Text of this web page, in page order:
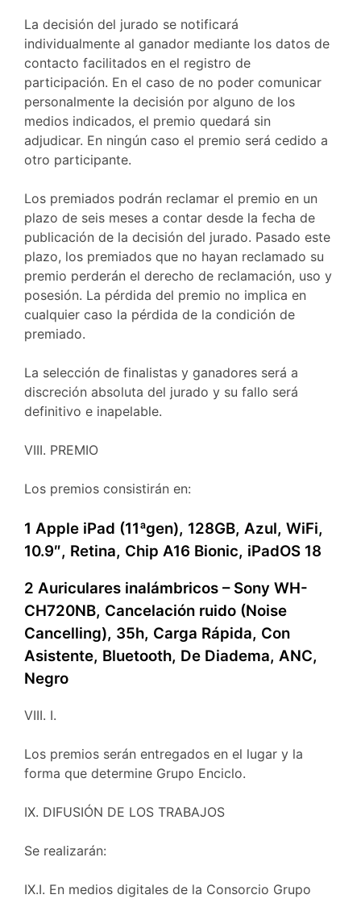
La decisión del jurado se notificará
individualmente al ganador mediante los datos de
contacto facilitados en el registro de
participación. En el caso de no poder comunicar
personalmente la decisión por alguno de los
medios indicados, el premio quedará sin
adjudicar. En ningún caso el premio será cedido a
otro participante.
Los premiados podrán reclamar el premio en un
plazo de seis meses a contar desde la fecha de
publicación de la decisión del jurado. Pasado este
plazo, los premiados que no hayan reclamado su
premio perderán el derecho de reclamación, uso y
posesión. La pérdida del premio no implica en
cualquier caso la pérdida de la condición de
premiado.
La selección de finalistas y ganadores será a
discreción absoluta del jurado y su fallo será
definitivo e inapelable.
VIII. PREMIO
Los premios consistirán en:
1 Apple iPad (11ªgen), 128GB, Azul, WiFi,
10.9″, Retina, Chip A16 Bionic, iPadOS 18
2 Auriculares inalámbricos – Sony WH-
CH720NB, Cancelación ruido (Noise
Cancelling), 35h, Carga Rápida, Con
Asistente, Bluetooth, De Diadema, ANC,
Negro
VIII. I.
Los premios serán entregados en el lugar y la
forma que determine Grupo Enciclo.
IX. DIFUSIÓN DE LOS TRABAJOS
Se realizarán:
IX.I. En medios digitales de la Consorcio Grupo